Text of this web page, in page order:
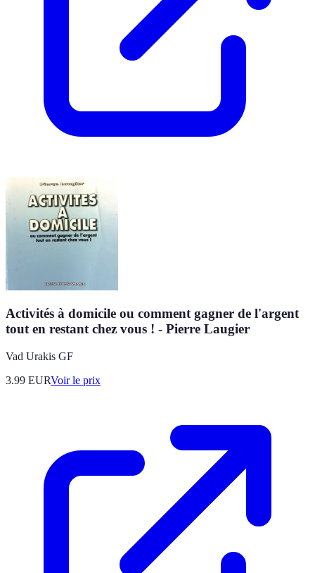
Activités à domicile ou comment gagner de l'argent
tout en restant chez vous ! - Pierre Laugier
Vad Urakis GF
3.99 EURVoir le prix